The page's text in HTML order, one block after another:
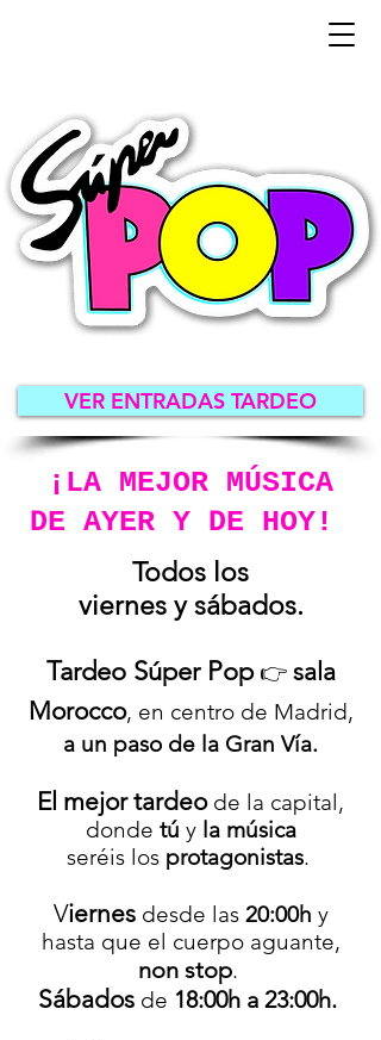
VER ENTRADAS TARDEO
¡LA MEJOR MÚSICA
DE AYER Y DE HOY!
Todos los
viernes ysábados.
​Tardeo Súper Pop👉 sala
Morocco, en centro de Madrid,
a un paso de la Gran Vía.
El mejor tardeode la capital,
donde tú y la música
seréis los protagonistas.
Viernes desde las 20:00h y
hasta que el cuerpo aguante,
non stop.
Sábados de 18:00h a 23:00h.